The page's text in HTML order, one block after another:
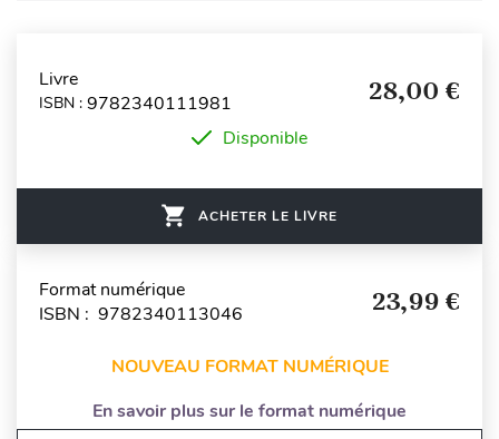
Livre
ISBN : 9782340111981 28,00 €
Disponible
ACHETER LE LIVRE
Format numérique
ISBN : 9782340113046
23,99 €
NOUVEAU FORMAT NUMÉRIQUE
En savoir plus sur le format numérique